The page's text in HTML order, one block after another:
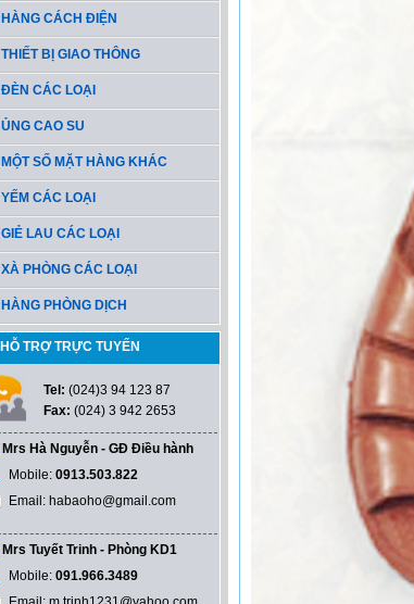
HÀNG CÁCH ĐIỆN
THIẾT BỊ GIAO THÔNG
ĐÈN CÁC LOẠI
ỦNG CAO SU
MỘT SỐ MẶT HÀNG KHÁC
YẾM CÁC LOẠI
GIẺ LAU CÁC LOẠI
XÀ PHÒNG CÁC LOẠI
HÀNG PHÒNG DỊCH
HỖ TRỢ TRỰC TUYẾN
Tel: (024)3 94 123 87
Fax: (024) 3 942 2653
Mrs Hà Nguyễn - GĐ Điều hành
Mobile: 0913.503.822
Email: habaoho@gmail.com
Mrs Tuyết Trinh - Phòng KD1
Mobile: 091.966.3489